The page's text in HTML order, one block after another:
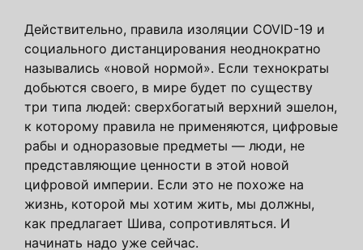
Действительно, правила изоляции COVID-19 и
социального дистанцирования неоднократно
назывались «новой нормой». Если технократы
добьются своего, в мире будет по существу
три типа людей: сверхбогатый верхний эшелон,
к которому правила не применяются, цифровые
рабы и одноразовые предметы — люди, не
представляющие ценности в этой новой
цифровой империи. Если это не похоже на
жизнь, которой мы хотим жить, мы должны,
как предлагает Шива, сопротивляться. И
начинать надо уже сейчас.